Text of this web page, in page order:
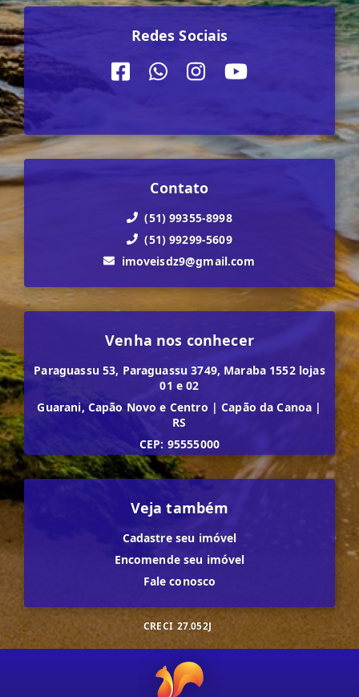
Redes Sociais
Contato
(51) 99355-8998
(51) 99299-5609
imoveisdz9@gmail.com
Venha nos conhecer
Paraguassu 53, Paraguassu 3749, Maraba 1552 lojas
01 e 02
Guarani, Capão Novo e Centro | Capão da Canoa |
RS
CEP: 95555000
Veja também
Cadastre seu imóvel
Encomende seu imóvel
Fale conosco
CRECI 27.052J